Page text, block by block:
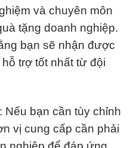
và chuyên môn
tặng doanh nghiệp.
bạn sẽ nhận được
trợ tốt nhất từ đội
Nếu bạn cần tùy chỉnh
vị cung cấp cần phải